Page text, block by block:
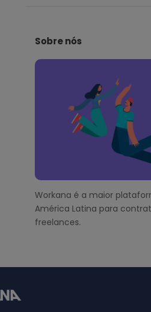
Sobre nós
Workana é a maior
América Latina para
freelances.